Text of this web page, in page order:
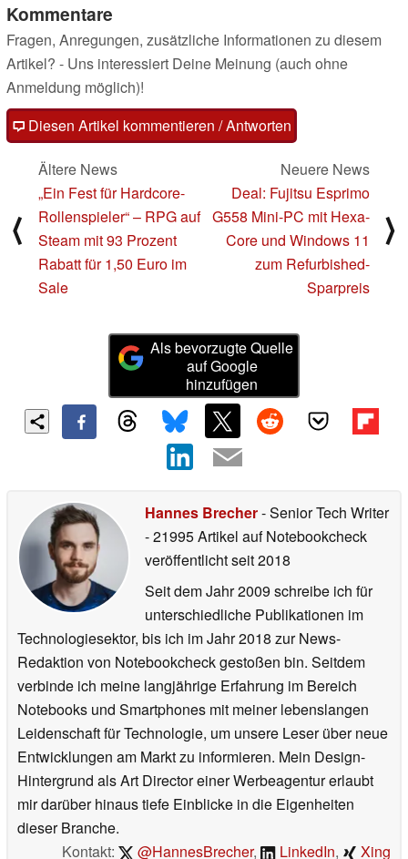
Kommentare
Fragen, Anregungen, zusätzliche Informationen zu diesem
Artikel? - Uns interessiert Deine Meinung (auch ohne
Anmeldung möglich)!
Diesen Artikel kommentieren / Antworten
⟨
Ältere News
„Ein Fest für Hardcore-
Rollenspieler“ – RPG auf
Steam mit 93 Prozent
Rabatt für 1,50 Euro im
Sale
Neuere News
Deal: Fujitsu Esprimo
G558 Mini-PC mit Hexa-
Core und Windows 11
zum Refurbished-
Sparpreis
⟩
Als bevorzugte Quelle
auf Google
hinzufügen
Hannes Brecher- Senior Tech Writer
- 21995 Artikel auf Notebookcheck
veröffentlichtseit 2018
Seit dem Jahr 2009 schreibe ich für
unterschiedliche Publikationen im
Technologiesektor, bis ich im Jahr 2018 zur News-
Redaktion von Notebookcheck gestoßen bin. Seitdem
verbinde ich meine langjährige Erfahrung im Bereich
Notebooks und Smartphones mit meiner lebenslangen
Leidenschaft für Technologie, um unsere Leser über neue
Entwicklungen am Markt zu informieren. Mein Design-
Hintergrund als Art Director einer Werbeagentur erlaubt
mir darüber hinaus tiefe Einblicke in die Eigenheiten
dieser Branche.
Kontakt:
@HannesBrecher, LinkedIn, Xing